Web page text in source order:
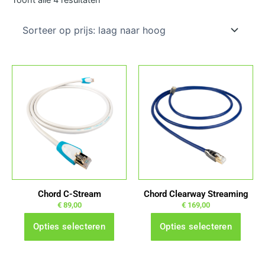
hoog
Chord C-Stream
€89,00
Opties selecteren
product
meerdere
variaties.
Deze
optie
kan
worden
op
de
productpagina
Chord Clearway Streaming
€ 169,00
Opties selecteren
product
meerdere
variaties.
Deze
optie
worden
op
de
productpagina